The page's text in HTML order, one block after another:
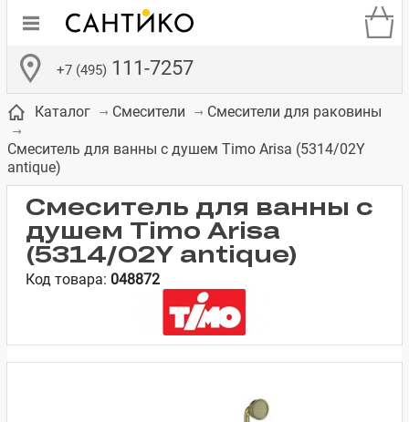
+7 (495) 111-7257
Бачки для
унитазов
Сиденья для
унитазов
Смесители для
встраиваемых
систем
Зеркало-шкаф
Полки в ванную
комнату
Комоды в
ванную комнату
Каталог Смесители Смесители для раковины
Смеситель для ванны с душем Timo Arisa (5314/02Y
antique)
Смеситель для ванны с
душем Timo Arisa
(5314/02Y antique)
Код товара: 048872